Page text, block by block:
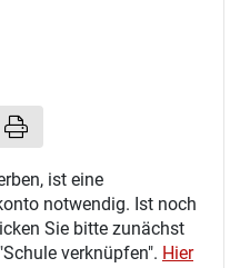
ist eine
notwendig. Ist noch
Sie bitte zunächst
verknüpfen". Hier